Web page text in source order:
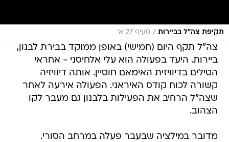
תקיפת צה"ל בביירות / סעיף 27 א'
צה"ל תקף היום (חמישי) באופן ממוקד בבירת לבנון,
ביירות. היעד בפעולה הוא עלי אלחיסני - אחראי
הטילים בדיוויזית האימאם חוסיין. אותה דיוויזיה
קשורה לכוח קודס האיראני. הפעולה אירעה לאחר
שצה"ל הרחיב את הפעילות בלבנון גם מעבר לקו
הצהוב.
מדובר במילציה שבעבר פעלה במרחב הסורי.